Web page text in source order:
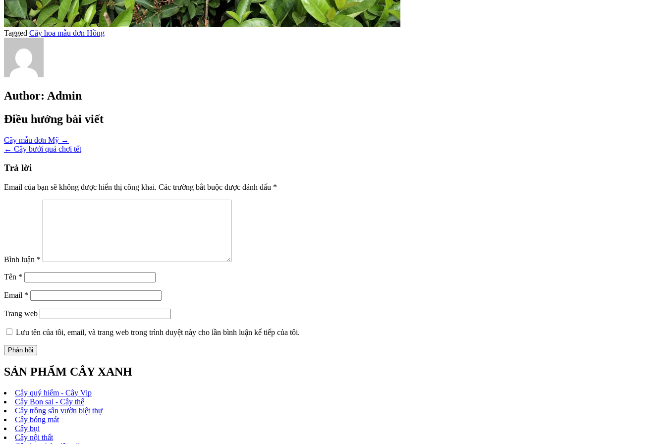
Tagged Cây hoa mẫu đơn Hồng
Author: Admin
Điều hướng bài viết
Cây mẫu đơn Mỹ →
← Cây bưởi quả chơi tết
Trả lời
Email của bạn sẽ không được hiển thị công khai. Các trường bắt buộc được đánh dấu *
Bình luận *
Tên *
Email *
Trang web
Lưu tên của tôi, email, và trang web trong trình duyệt này cho lần bình luận kế tiếp của tôi.
SẢN PHẨM CÂY XANH
Cây quý hiếm - Cây Vip
Cây Bon sai - Cây thế
Cây trồng sân vườn biệt thự
Cây bóng mát
Cây bụi
Cây nội thất